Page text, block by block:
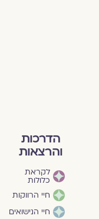
הדרכות
והרצאות
לקראת
כלולות
חיי הרווקות
חיי הנישואים